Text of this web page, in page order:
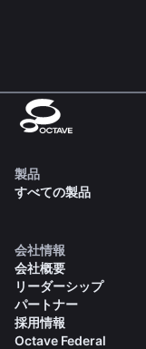
製品
すべての製品
会社情報
会社概要
リーダーシップ
パートナー
採用情報
Octave Federal